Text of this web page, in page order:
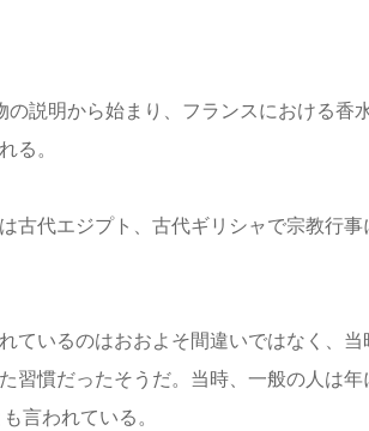
説明から始まり、フランスにおける香
る。
古代エジプト、古代ギリシャで宗教行事
ているのはおおよそ間違いではなく、当
習慣だったそうだ。当時、一般の人は年
言われている。